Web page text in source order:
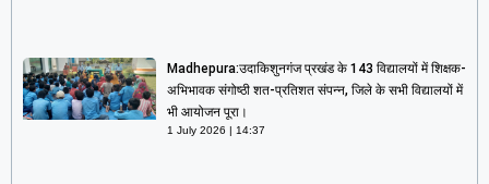
Madhepura:उदाकिशुनगंज प्रखंड के 143 विद्यालयों में शिक्षक-
अभिभावक संगोष्ठी शत-प्रतिशत संपन्न, जिले के सभी विद्यालयों में
भी आयोजन पूरा।
1 July 2026 14:37